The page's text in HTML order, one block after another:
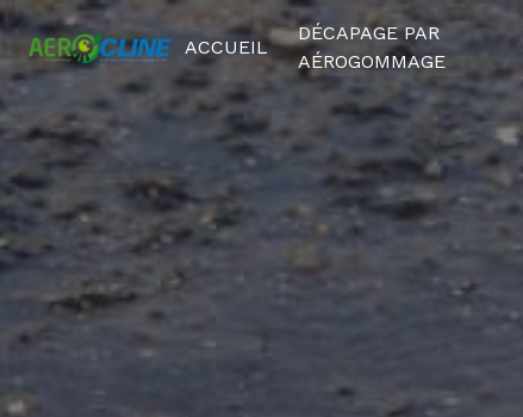
ACCUEIL
DÉCAPAGE PAR
AÉROGOMMAGE
Panneau de gestion des cookies